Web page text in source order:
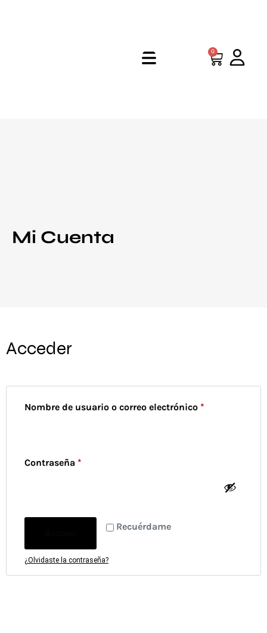
0
Mi Cuenta
Acceder
Nombre de usuario o correo electrónico *
Contraseña *
Recuérdame
¿Olvidaste la contraseña?